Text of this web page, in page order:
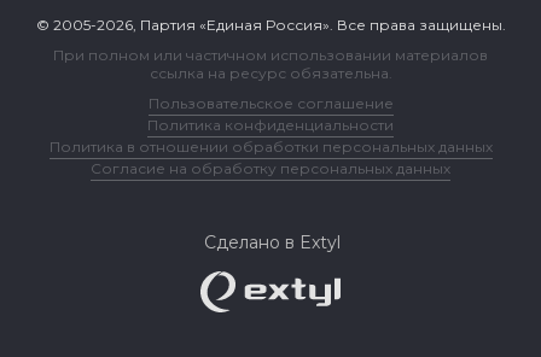
© 2005-2026, Партия «Единая Россия». Все права защищены.
При полном или частичном использовании материалов
ссылка на ресурс обязательна.
Пользовательское соглашение
Политика конфиденциальности
Политика в отношении обработки персональных данных
Согласие на обработку персональных данных
Сделано в Extyl